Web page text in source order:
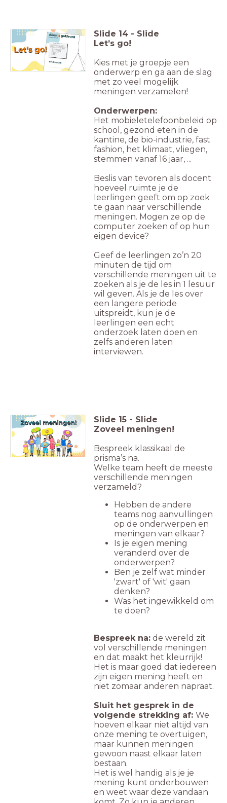
Slide 14 - Slide
Let’s go!
Kies met je groepje een
onderwerp en ga aan de slag
met zo veel mogelijk
meningen verzamelen!
Onderwerpen:
Het mobieletelefoonbeleid op
school, gezond eten in de
kantine, de bio-industrie, fast
fashion, het klimaat, vliegen,
stemmen vanaf 16 jaar, ...
Beslis van tevoren als docent
hoeveel ruimte je de
leerlingen geeft om op zoek
te gaan naar verschillende
meningen. Mogen ze op de
computer zoeken of op hun
eigen device?
Geef de leerlingen zo’n 20
minuten de tijd om
verschillende meningen uit te
zoeken als je de les in 1 lesuur
wil geven. Als je de les over
een langere periode
uitspreidt, kun je de
leerlingen een echt
onderzoek laten doen en
zelfs anderen laten
interviewen.
Slide 15 - Slide
Zoveel meningen!
Bespreek klassikaal de
prisma’s na.
Welke team heeft de meeste
verschillende meningen
verzameld?
Hebben de andere
teams nog aanvullingen
op de onderwerpen en
meningen van elkaar?
Is je eigen mening
veranderd over de
onderwerpen?
Ben je zelf wat minder
'zwart' of 'wit' gaan
denken?
Was het ingewikkeld om
te doen?
Bespreek na: de wereld zit
vol verschillende meningen
en dat maakt het kleurrijk!
Het is maar goed dat iedereen
zijn eigen mening heeft en
niet zomaar anderen napraat.
Sluit het gesprek in de
volgende strekking af: We
hoeven elkaar niet altijd van
onze mening te overtuigen,
maar kunnen meningen
gewoon naast elkaar laten
bestaan.
Het is wel handig als je je
mening kunt onderbouwen
en weet waar deze vandaan